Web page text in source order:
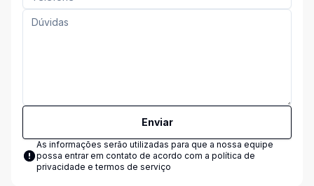
Enviar
As informações serão utilizadas para que a nossa equipe
possa entrar em contato de acordo com a política de
privacidade e termos de serviço